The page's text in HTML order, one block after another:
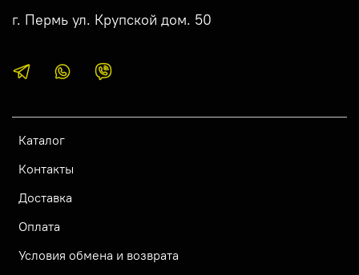
Каталог
Контакты
Доставка
Оплата
Условия обмена и возврата
г. Пермь ул. Крупской дом. 50